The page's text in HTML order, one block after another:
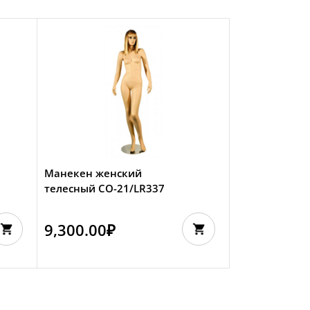
Манекен женский
телесный CO-21/LR337
9,300.00₽